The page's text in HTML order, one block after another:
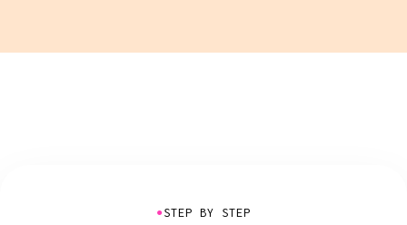
●STEP BY STEP